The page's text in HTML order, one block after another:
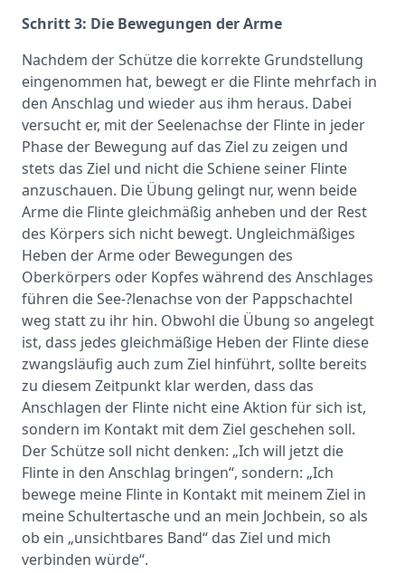
Schritt 3: Die Bewegungen der Arme
Nachdem der Schütze die korrekte Grundstellung
eingenommen hat, bewegt er die Flinte mehrfach in
den Anschlag und wieder aus ihm heraus. Dabei
versucht er, mit der Seelenachse der Flinte in jeder
Phase der Bewegung auf das Ziel zu zeigen und
stets das Ziel und nicht die Schiene seiner Flinte
anzuschauen. Die Übung gelingt nur, wenn beide
Arme die Flinte gleichmäßig anheben und der Rest
des Körpers sich nicht bewegt. Ungleichmäßiges
Heben der Arme oder Bewegungen des
Oberkörpers oder Kopfes während des Anschlages
führen die See-?lenachse von der Pappschachtel
weg statt zu ihr hin. Obwohl die Übung so angelegt
ist, dass jedes gleichmäßige Heben der Flinte diese
zwangsläufig auch zum Ziel hinführt, sollte bereits
zu diesem Zeitpunkt klar werden, dass das
Anschlagen der Flinte nicht eine Aktion für sich ist,
sondern im Kontakt mit dem Ziel geschehen soll.
Der Schütze soll nicht denken: „Ich will jetzt die
Flinte in den Anschlag bringen“, sondern: „Ich
bewege meine Flinte in Kontakt mit meinem Ziel in
meine Schultertasche und an mein Jochbein, so als
ob ein „unsichtbares Band“ das Ziel und mich
verbinden würde“.